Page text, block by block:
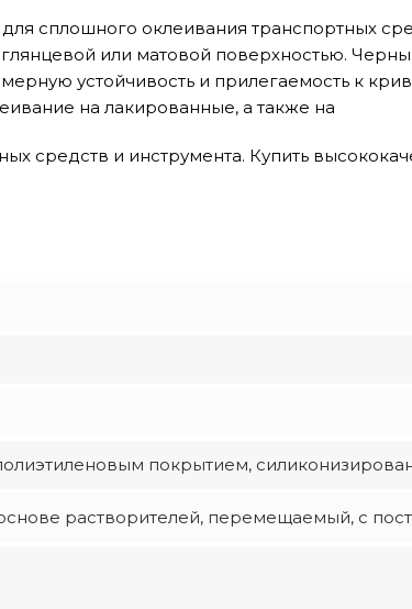
сплошного оклеивания транспортных
или матовой поверхностью.
устойчивость и прилегаемость к
на лакированные, а также на
средств и инструмента. Купить
покрытием,
растворителей, перемещаемый, с